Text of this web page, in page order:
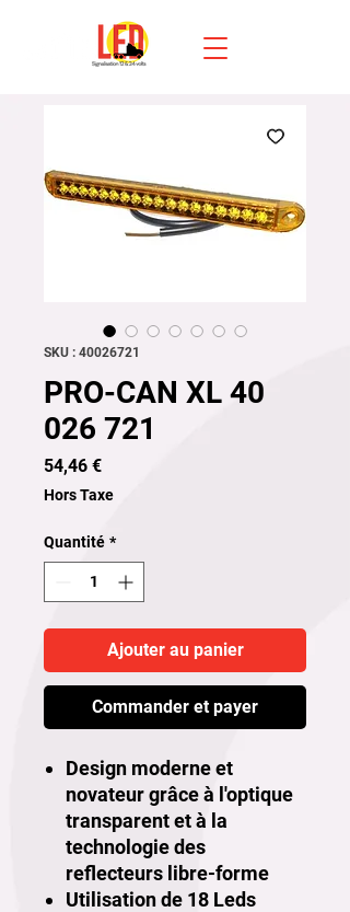
SKU : 40026721
PRO-CAN XL 40
026 721
54,46 €Prix
Hors Taxe
Quantité *
Ajouter au panier
Commander et payer
Design moderne et
novateur grâce à l'optique
transparent et à la
technologie des
reflecteurs libre-forme
Utilisation de 18 Leds